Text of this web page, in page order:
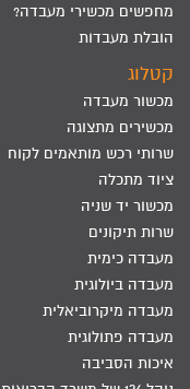
מחפשים מכשירי מעבדה?
הובלת מעבדות
קטלוג
מכשור מעבדה
מכשירים מתצוגה
שרותי רכש מותאמים לקוח
ציוד מתכלה
מכשור יד שניה
שרות תיקונים
מעבדה כימית
מעבדה ביולוגית
מעבדה מיקרוביאלית
מעבדה פתולוגית
איכות הסביבה